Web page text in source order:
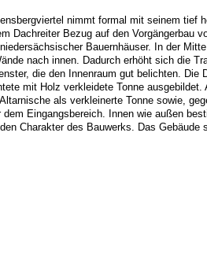
nimmt formal mit seinem tief
Dachreiter Bezug auf den Vorgängerbau
Bauernhäuser. In der
nach innen. Dadurch erhöht sich die
die den Innenraum gut belichten. Die
mit Holz verkleidete Tonne ausgebildet.
als verkleinerte Tonne sowie,
dem Eingangsbereich. Innen wie außen
Charakter des Bauwerks. Das Gebäude